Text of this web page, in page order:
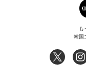
も
韓国